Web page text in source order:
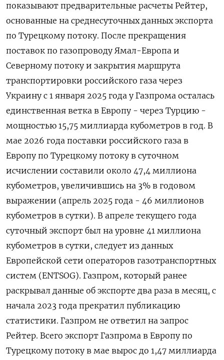
показывают предварительные расчеты Рейтер,
основанные на среднесуточных данных экспорта
по Турецкому потоку. После прекращения
поставок по газопроводу Ямал-Европа и ​
Северному потоку и закрытия ​маршрута
транспортировки российского газа через ​
Украину с ⁠1 января 2025 года у Газпрома осталась
единственная ветка ‌в Европу - через Турцию -
мощностью 15,75 ‌миллиарда кубометров в год. В
мае 2026 года поставки российского газа в
Европу по Турецкому ​потоку в суточном
исчислении составили около 47,4 миллиона
кубометров, увеличившись на ‌3% в годовом
выражении (апрель 2025 года - 46 миллионов
кубометров в сутки). В ​апреле текущего года
суточный экспорт был на уровне 41 миллиона
кубометров в ‌сутки, следует из данных
Европейской сети операторов газотранспортных
систем (ENTSOG). Газпром, который ранее
раскрывал данные об экспорте два раза в месяц, с
начала ​2023 года прекратил ​публикацию
статистики. Газпром не ‌ответил на запрос
Рейтер. Всего экспорт Газпрома в Европу по
Турецкому потоку в ​мае вырос до 1,47 миллиарда